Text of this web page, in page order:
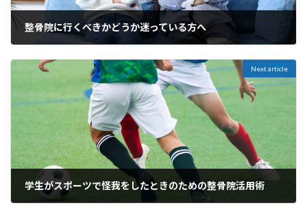
整骨院に行くべきかどうか迷っている方へ
Next article
学生がスポーツで怪我をしたときのための整骨院活用術